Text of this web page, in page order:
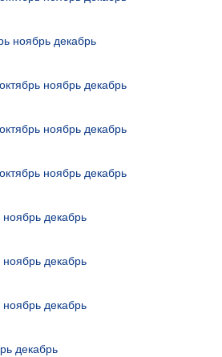
ноябрь декабрь
октябрь ноябрь декабрь
октябрь ноябрь декабрь
октябрь ноябрь декабрь
ноябрь декабрь
ноябрь декабрь
ноябрь декабрь
декабрь